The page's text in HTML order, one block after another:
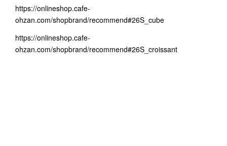
https://onlineshop.cafe-
ohzan.com/shopbrand/recommend#26S_cube
https://onlineshop.cafe-
ohzan.com/shopbrand/recommend#26S_croissant